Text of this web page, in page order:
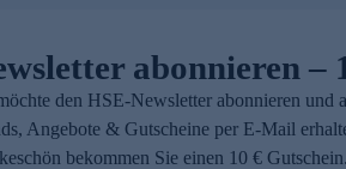
abonnieren –
den HSE-Newsletter abonnieren und
Angebote & Gutscheine per E-Mail
bekommen Sie einen 10 €